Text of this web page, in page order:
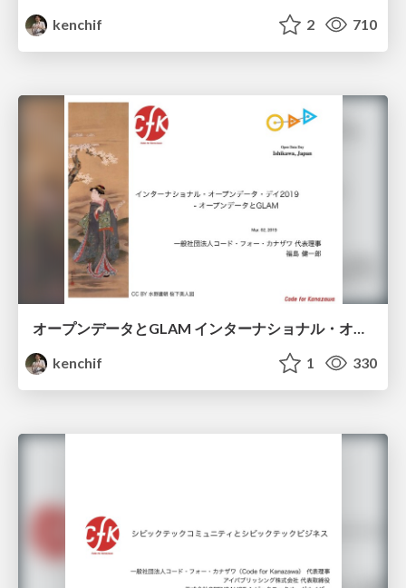
kenchif
2 710
オープンデータとGLAM インターナショナル・オープンデータ・デイ2019 in ISHIKAWA
kenchif
1 330